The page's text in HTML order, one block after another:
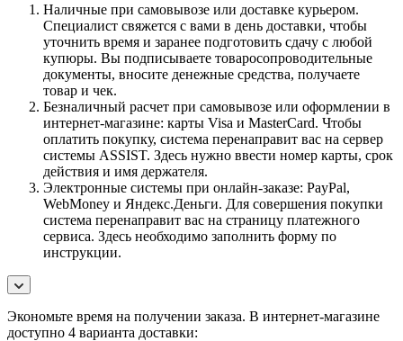
Наличные при самовывозе или доставке курьером.
Специалист свяжется с вами в день доставки, чтобы
уточнить время и заранее подготовить сдачу с любой
купюры. Вы подписываете товаросопроводительные
документы, вносите денежные средства, получаете
товар и чек.
Безналичный расчет при самовывозе или оформлении в
интернет-магазине: карты Visa и MasterCard. Чтобы
оплатить покупку, система перенаправит вас на сервер
системы ASSIST. Здесь нужно ввести номер карты, срок
действия и имя держателя.
Электронные системы при онлайн-заказе: PayPal,
WebMoney и Яндекс.Деньги. Для совершения покупки
система перенаправит вас на страницу платежного
сервиса. Здесь необходимо заполнить форму по
инструкции.
Экономьте время на получении заказа. В интернет-магазине
доступно 4 варианта доставки: